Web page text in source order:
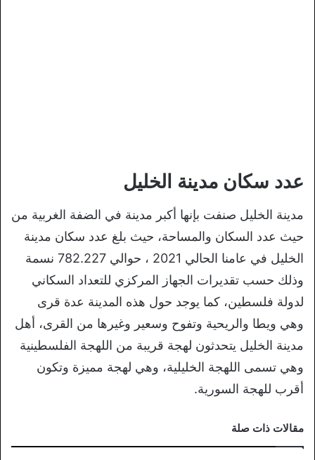
عدد سكان مدينة الخليل
مدينة الخليل صنفت بإنها أكبر مدينة في الضفة الغربية من
حيث عدد السكان والمساحة، حيث بلغ عدد سكان مدينة
الخليل في عامنا الحالي 2021 ،
حوالي 782.227 نسمة
وذلك حسب تقديرات الجهاز المركزي للتعداد السكاني
لدولة فلسطين، كما يوجد حول هذه المدينة عدة قرى
وهي ويطا والريحية وتفوح وسعير وغيرها من القرى، أهل
مدينة الخليل يتحدثون لهجة قريبة من اللهجة الفلسطينية
وهي تسمى اللهجة الخليلية، وهي لهجة مميزة وتكون
أقرب للهجة السورية.
مقالات ذات صلة